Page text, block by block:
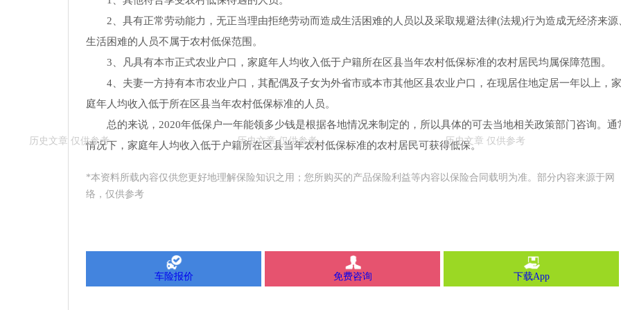
2、具有正常劳动能力，无正当理由拒绝劳动而造成生活困难的人员以及采取规避法律(法规)行为造成无经济来源
生活困难的人员不属于农村低保范围。
3、凡具有本市正式农业户口，家庭年人均收入低于户籍所在区县当年农村低保标准的农村居民均属保障范围。
4、夫妻一方持有本市农业户口，其配偶及子女为外省市或本市其他区县农业户口，在现居住地定居一年以上，家
庭年人均收入低于所在区县当年农村低保标准的人员。
总的来说，2020年低保户一年能领多少钱是根据各地情况来制定的，所以具体的可去当地相关政策部门咨询。通
情况下，家庭年人均收入低于户籍所在区县当年农村低保标准的农村居民可获得低保。
*本资料所载內容仅供您更好地理解保险知识之用；您所购买的产品保险利益等内容以保险合同载明为准。部分内容来源于网
络，仅供参考
车险报价 免费咨询 下载App